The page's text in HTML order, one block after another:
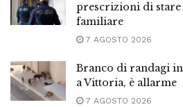
prescrizioni di stare
familiare
7 AGOSTO 2026
Branco di randagi in
a Vittoria, è allarme
7 AGOSTO 2026